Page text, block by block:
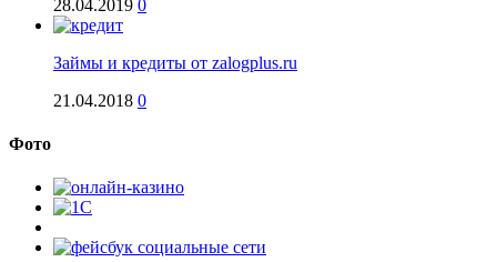
28.04.2019 0
Займы и кредиты от zalogplus.ru
21.04.2018 0
Фото